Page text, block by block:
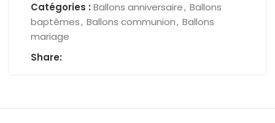
Catégories : Ballons anniversaire, Ballons
baptêmes, Ballons communion, Ballons
mariage
Share: